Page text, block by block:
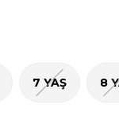
7 YAŞ 8